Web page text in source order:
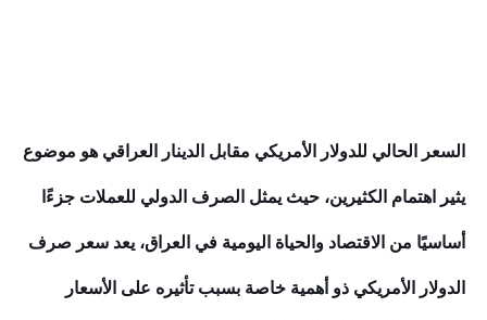
السعر الحالي للدولار الأمريكي مقابل الدينار العراقي هو موضوع
يثير اهتمام الكثيرين، حيث يمثل الصرف الدولي للعملات جزءًا
أساسيًا من الاقتصاد والحياة اليومية في العراق، يعد سعر صرف
الدولار الأمريكي ذو أهمية خاصة بسبب تأثيره على الأسعار